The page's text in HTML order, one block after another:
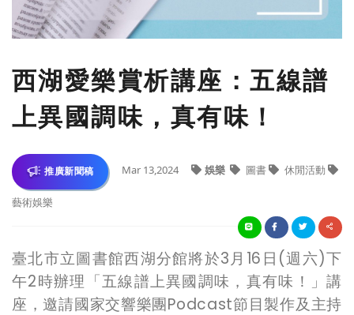
西湖愛樂賞析講座：五線譜
上異國調味，真有味！
推廣新聞稿 Mar 13,2024 娛樂 圖書 休閒活動
藝術娛樂
臺北市立圖書館西湖分館將於3月16日(週六)下
午2時辦理「五線譜上異國調味，真有味！ 」講
座，邀請國家交響樂團Podcast節目製作及主持